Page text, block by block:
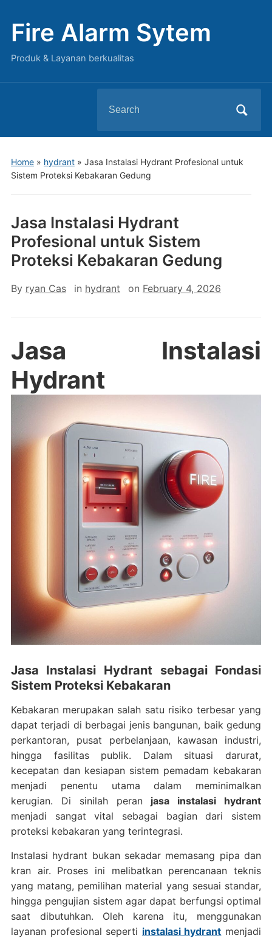
Fire Alarm Sytem
Produk & Layanan berkualitas
for:
Home» hydrant» Jasa Instalasi Hydrant Profesional untuk
Sistem Proteksi Kebakaran Gedung
Jasa Instalasi Hydrant
Profesional untuk Sistem
Proteksi Kebakaran Gedung
By ryan Cas in hydrant on February 4, 2026
Jasa Instalasi
Hydrant
Jasa Instalasi Hydrant sebagai Fondasi
Sistem Proteksi Kebakaran
Kebakaran merupakan salah satu risiko terbesar yang
dapat terjadi di berbagai jenis bangunan, baik gedung
perkantoran, pusat perbelanjaan, kawasan industri,
hingga fasilitas publik. Dalam situasi darurat,
kecepatan dan kesiapan sistem pemadam kebakaran
menjadi penentu utama dalam meminimalkan
kerugian. Di sinilah peran jasa instalasi hydrant
menjadi sangat vital sebagai bagian dari sistem
proteksi kebakaran yang terintegrasi.
Instalasi hydrant bukan sekadar memasang pipa dan
kran air. Proses ini melibatkan perencanaan teknis
yang matang, pemilihan material yang sesuai standar,
hingga pengujian sistem agar dapat berfungsi optimal
saat dibutuhkan. Oleh karena itu, menggunakan
layanan profesional seperti instalasi hydrant menjadi